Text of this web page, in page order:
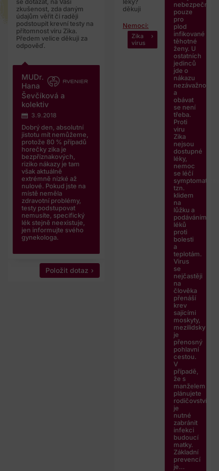
zkušenost, zda daným
údajům věřit či raději
podstoupit krevní testy na
přítomnost viru Zika.
Předem velice děkuji za
odpověď.
MUDr.
Hana
Ševčíková a
kolektiv
3.9.2018
Dobrý den, absolutní
jistotu mít nemůžeme,
protože 80 % případů
horečky zika je
bezpříznakových,
riziko nákazy je tam
však aktuálně
extrémně nízké až
nulové. Pokud jste na
místě neměla
zdravotní problémy,
testy podstupovat
nemusíte, specifický
lék stejně neexistuje,
jen informujte svého
gynekologa.
Položit dotaz
děkuji
Nemoci:
Zika
virus
nebezpečná
pouze
pro
plod
infikované
těhotné
ženy. U
ostatních
jedinců
jde o
nákazu
nezávažnou
a
obávat
se není
třeba.
Proti
viru
Zika
nejsou
dostupné
léky,
nemoc
se léčí
tzn.
klidem
na
lůžku a
podáváním
léků
proti
bolesti
a
teplotám.
Virus
se
nejčastěji
na
člověka
přenáší
krev
sajícími
moskyty,
mezilidsky
je
přenosný
pohlavní
cestou.
V
případě,
že s
manželem
plánujete
rodičovství,
je
nutné
zabránit
infekci
budoucí
matky.
Základní
prevencí
je...